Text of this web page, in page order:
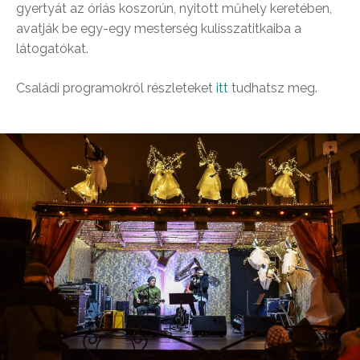
gyertyát az óriás koszorún, nyitott műhely keretében,
avatják be egy-egy mesterség kulisszatitkaiba a
látogatókat.
Családi programokról részleteket itt tudhatsz meg.